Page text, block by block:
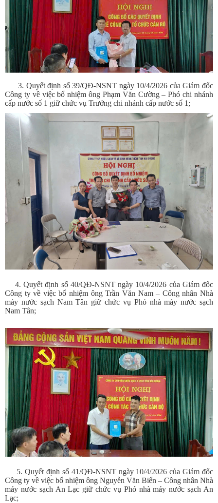
3. Quyết định số 39/QĐ-NSNT ngày 10/4/2026 của Giám đốc
Công ty về việc bổ nhiệm ông Phạm Văn Cường – Phó chi nhánh
cấp nước số 1 giữ chức vụ Trưởng chi nhánh cấp nước số 1;
4. Quyết định số 40/QĐ-NSNT ngày 10/4/2026 của Giám đốc
Công ty về việc bổ nhiệm ông Trần Văn Nam – Công nhân Nhà
máy nước sạch Nam Tân giữ chức vụ Phó nhà máy nước sạch
Nam Tân;
5. Quyết định số 41/QĐ-NSNT ngày 10/4/2026 của Giám đốc
Công ty về việc bổ nhiệm ông Nguyễn Văn Biển – Công nhân Nhà
máy nước sạch An Lạc giữ chức vụ Phó nhà máy nước sạch An
Lạc;